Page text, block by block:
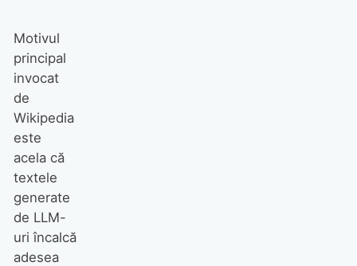
Motivul
principal
invocat
de
Wikipedia
este
acela că
textele
generate
de LLM-
uri încalcă
adesea